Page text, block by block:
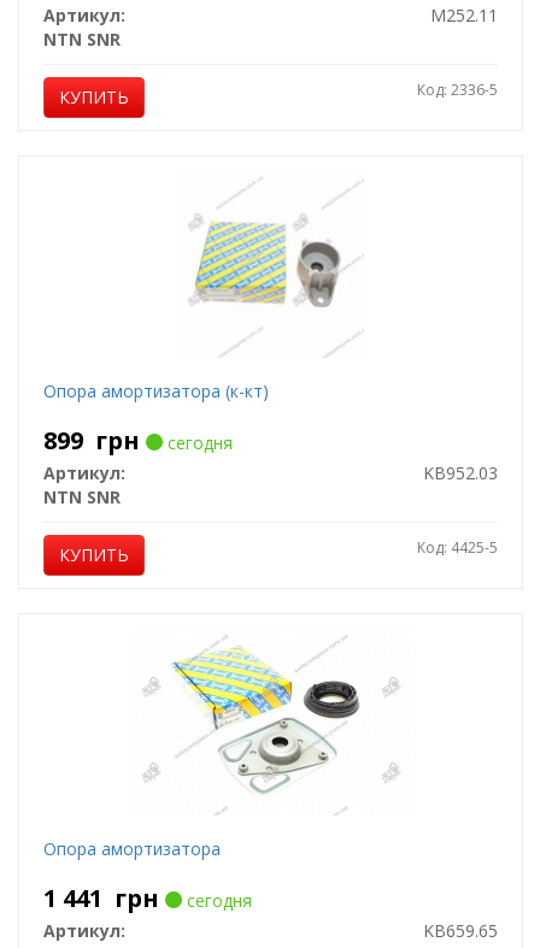
Артикул:
M252.11
NTN SNR
КУПИТЬ Код: 2336-5
Опора амортизатора (к-кт)
899 грн
сегодня
Артикул:
KB952.03
NTN SNR
КУПИТЬ Код: 4425-5
Опора амортизатора
1 441 грн
сегодня
Артикул:
KB659.65